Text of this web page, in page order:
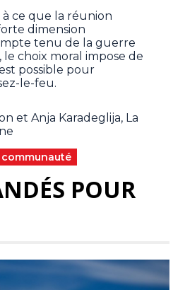
ce que la réunion
dimension
tenu de la guerre
le choix moral impose de
possible pour
le-feu.
et Anja Karadeglija, La
POUR